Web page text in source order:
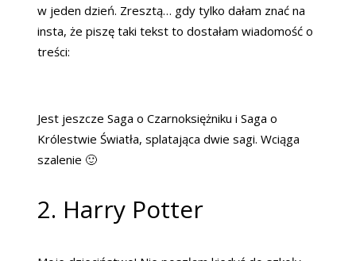
w jeden dzień. Zresztą… gdy tylko dałam znać na
insta, że piszę taki tekst to dostałam wiadomość o
treści:
Jest jeszcze Saga o Czarnoksiężniku i Saga o
Królestwie Światła, splatająca dwie sagi. Wciąga
szalenie 🙂
2. Harry Potter